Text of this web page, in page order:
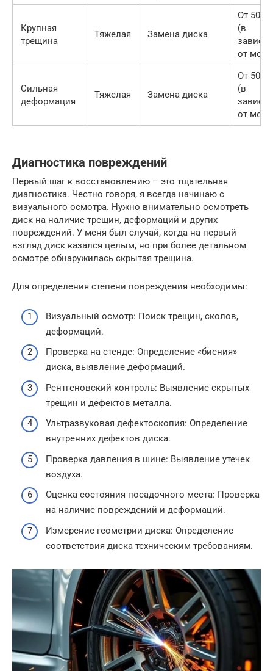
Крупная
трещина
Тяжелая Замена диска
От 5000
(в
от
Сильная
деформация
Тяжелая Замена диска
От 5000
(в
от
Диагностика повреждений
Первый шаг к восстановлению – это тщательная
диагностика. Честно говоря, я всегда начинаю с
визуального осмотра. Нужно внимательно осмотреть
диск на наличие трещин, деформаций и других
повреждений. У меня был случай, когда на первый
взгляд диск казался целым, но при более детальном
осмотре обнаружилась скрытая трещина.
Для определения степени повреждения необходимы:
Визуальный осмотр: Поиск трещин, сколов,
деформаций.
Проверка на стенде: Определение «биения»
диска, выявление деформаций.
Рентгеновский контроль: Выявление скрытых
трещин и дефектов металла.
Ультразвуковая дефектоскопия: Определение
внутренних дефектов диска.
Проверка давления в шине: Выявление утечек
воздуха.
Оценка состояния посадочного места: Проверка
на наличие повреждений и деформаций.
Измерение геометрии диска: Определение
соответствия диска техническим требованиям.